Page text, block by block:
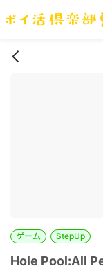
ゲーム StepUp
Hole Pool:All